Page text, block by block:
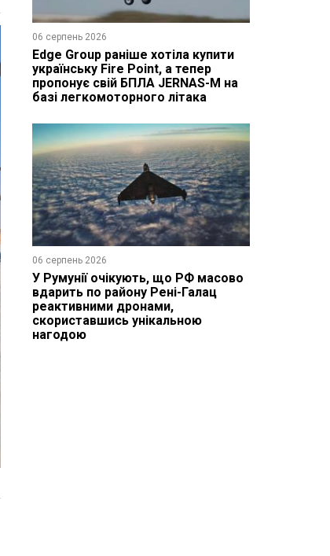
06 серпень 2026
Edge Group раніше хотіла купити
українську Fire Point, а тепер
пропонує свій БПЛА JERNAS-M на
базі легкомоторного літака
06 серпень 2026
У Румунії очікують, що РФ масово
вдарить по району Рені-Галац
реактивними дронами,
скориставшись унікальною
нагодою